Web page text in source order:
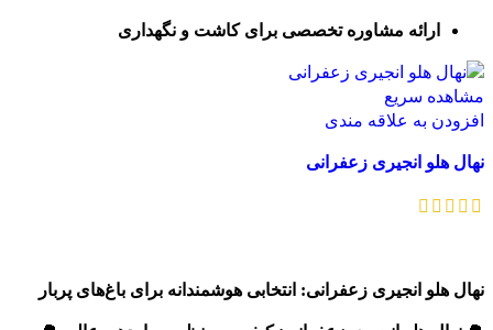
ارائه مشاوره تخصصی برای کاشت و نگهداری
مشاهده سریع
افزودن به علاقه مندی
نهال هلو انجیری زعفرانی
نهال هلو انجیری زعفرانی: انتخابی هوشمندانه برای باغ‌های پربار